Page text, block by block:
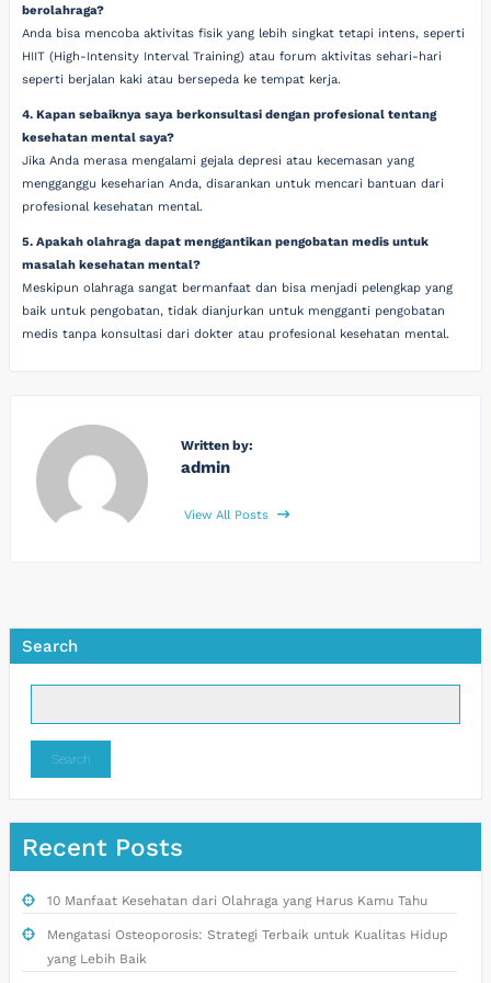
berolahraga?
Anda bisa mencoba aktivitas fisik yang lebih singkat tetapi intens, seperti
HIIT (High-Intensity Interval Training) atau forum aktivitas sehari-hari
seperti berjalan kaki atau bersepeda ke tempat kerja.
4. Kapan sebaiknya saya berkonsultasi dengan profesional tentang
kesehatan mental saya?
Jika Anda merasa mengalami gejala depresi atau kecemasan yang
mengganggu keseharian Anda, disarankan untuk mencari bantuan dari
profesional kesehatan mental.
5. Apakah olahraga dapat menggantikan pengobatan medis untuk
masalah kesehatan mental?
Meskipun olahraga sangat bermanfaat dan bisa menjadi pelengkap yang
baik untuk pengobatan, tidak dianjurkan untuk mengganti pengobatan
medis tanpa konsultasi dari dokter atau profesional kesehatan mental.
Written by:
admin
View All Posts
Search
Search
Recent Posts
10 Manfaat Kesehatan dari Olahraga yang Harus Kamu Tahu
Mengatasi Osteoporosis: Strategi Terbaik untuk Kualitas Hidup
yang Lebih Baik